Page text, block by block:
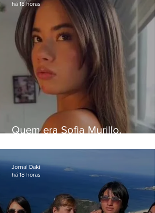
Quem era Sofia Murillo,
em queda de helicóptero no
há 18 horas
Jornal Daki
há 18 horas